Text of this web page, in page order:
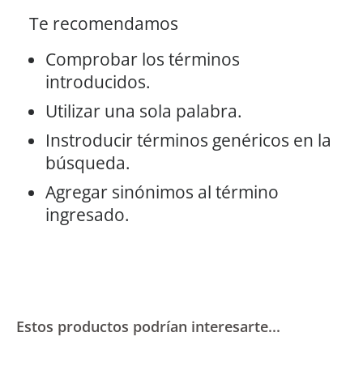
Te recomendamos
Comprobar los términos
introducidos.
Utilizar una sola palabra.
Instroducir términos genéricos en la
búsqueda.
Agregar sinónimos al término
ingresado.
Estos productos podrían interesarte...